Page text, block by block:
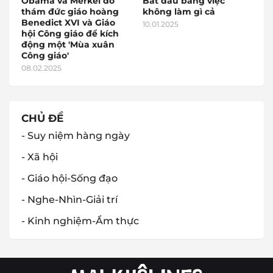
thám đức giáo hoàng
Benedict XVI và Giáo
hội Công giáo để kích
động một 'Mùa xuân
Công giáo'
08.02.2025
không làm gì cả
10.01.2025
CHỦ ĐỀ
- Suy niệm hàng ngày
- Xã hội
- Giáo hội-Sống đạo
- Nghe-Nhìn-Giải trí
- Kinh nghiệm-Ẩm thực